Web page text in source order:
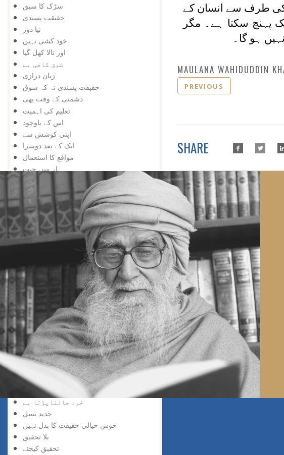
سڑک کا سبق
حقیقت پسندی
نیا دور
خود کشی نہیں
اور تالا کھل گیا
شوق کافی ہے
زبان درازی
حقیقت پسندی نہ کہ شوق
دشمنی کے وقت بھی
تعلیم کی اہمیت
اس کے باوجود
اپنی کوشش سے
ایک کے بعد دوسرا
مواقع کا استعمال
ہار میں جیت
کمی کی تلافی
بربادی کے بعد بھی
تم غریب نہیں ، دولت مند ہو
کمزوری نعمت ثابت ہوئی
سڑک بند ہے
سمجھ دار کون
تاریخ سازی
کوئی چیز مشکل نہیں
جواب کا صحیح طریقہ
عقل کا استعمال
لچک بھی ضروری ہے
مشتعل نہ ہو
محفوظ سفر
الٹی چھلانگ
سب سے زیادہ خطرناک
بے معنی اچھل کود
خود جانناپڑتا ہے
جدید نسل
خوش خیالی حقیقت کا بدل نہیں
بلا تحقیق
تحقیق کیجئے
کی طرف سے انسان کے
پہنچ سکتا ہے۔ مگر
ہو گا۔
MAULANA WAHIDUDDIN
PREVIOUS
SHARE